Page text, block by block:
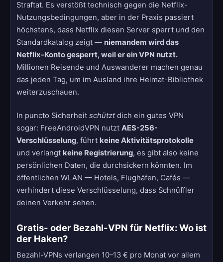
Straftat. Es verstößt technisch gegen die Netflix-
Nutzungsbedingungen, aber in der Praxis passiert
höchstens, dass Netflix diesen Server sperrt und den
Standardkatalog zeigt — niemandem wird das
Netflix-Konto gesperrt, weil er ein VPN nutzt.
Millionen Reisende und Auswanderer machen genau
das jeden Tag, um im Ausland ihre Heimat-Bibliothek
weiterzuschauen.
In puncto Sicherheit schütztdich ein gutes VPN
sogar: FreeAndroidVPN nutzt AES-256-
Verschlüsselung, führt keine Aktivitätsprotokolle
und verlangt keine Registrierung, es gibt also keine
persönlichen Daten, die durchsickern könnten. Im
öffentlichen WLAN — Hotels, Flughäfen, Cafés —
verhindert diese Verschlüsselung, dass Schnüffler
deinen Verkehr sehen.
Gratis- oder Bezahl-VPN für Netflix: Wo ist
der Haken?
Bezahl-VPNs verlangen 10–13 € pro Monat vor allem